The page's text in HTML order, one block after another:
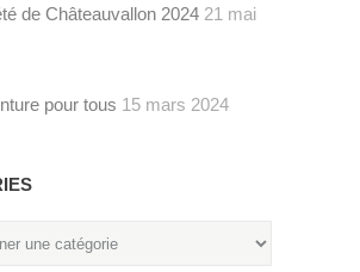
de Châteauvallon 2024 21 mai
pour tous 15 mars 2024